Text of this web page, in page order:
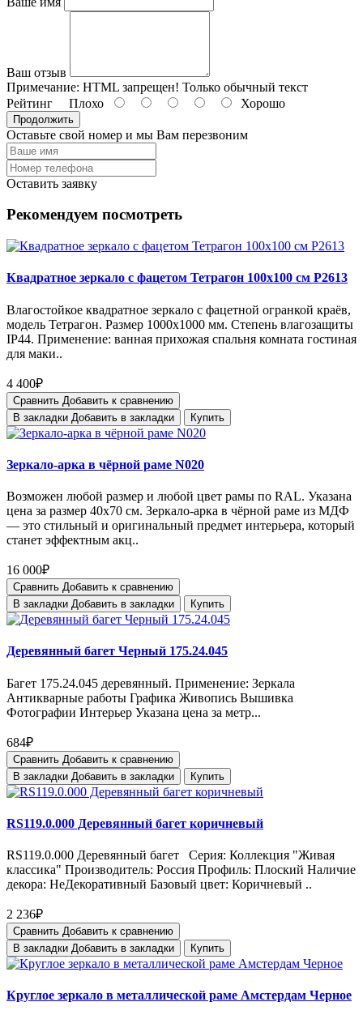
Ваш отзыв
Примечание: HTML запрещен! Только обычный текст
Рейтинг Плохо Хорошо
Продолжить
Оставьте свой номер и мы Вам перезвоним
Оставить заявку
Рекомендуем посмотреть
Квадратное зеркало с фацетом Тетрагон 100х100 см Р2613
Влагостойкое квадратное зеркало с фацетной огранкой краёв,
модель Тетрагон. Размер 1000х1000 мм. Степень влагозащиты
IP44. Применение: ванная прихожая спальня комната гостиная
для маки..
4 400₽
Сравнить Добавить к сравнению
В закладки Добавить в закладки Купить
Зеркало-арка в чёрной раме N020
Возможен любой размер и любой цвет рамы по RAL. Указана
цена за размер 40х70 см. Зеркало-арка в чёрной раме из МДФ
— это стильный и оригинальный предмет интерьера, который
станет эффектным акц..
16 000₽
Сравнить Добавить к сравнению
В закладки Добавить в закладки Купить
Деревянный багет Черный 175.24.045
Багет 175.24.045 деревянный. Применение: Зеркала
Антикварные работы Графика Живопись Вышивка
Фотографии Интерьер Указана цена за метр...
684₽
Сравнить Добавить к сравнению
В закладки Добавить в закладки Купить
RS119.0.000 Деревянный багет коричневый
RS119.0.000 Деревянный багет Серия: Коллекция "Живая
классика" Производитель: Россия Профиль: Плоский Наличие
декора: НеДекоративный Базовый цвет: Коричневый ..
2 236₽
Сравнить Добавить к сравнению
В закладки Добавить в закладки Купить
Круглое зеркало в металлической раме Амстердам Черное